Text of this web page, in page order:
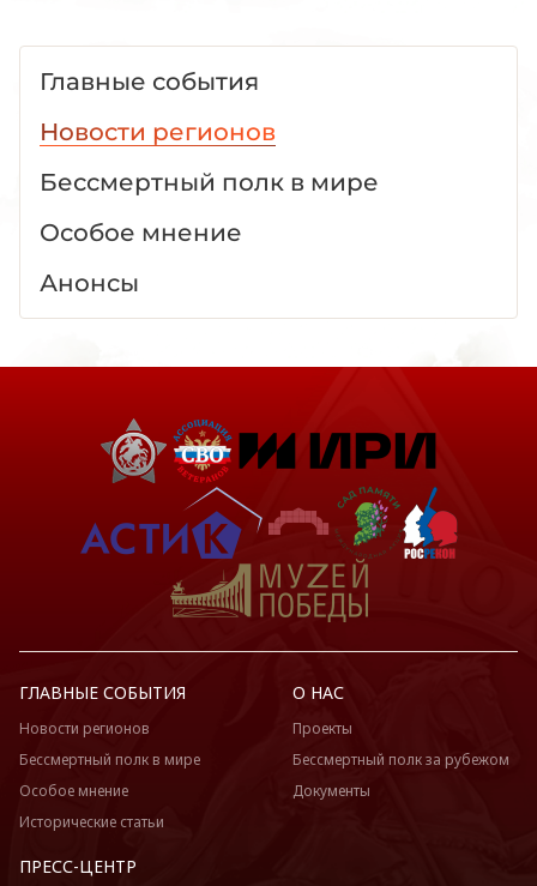
Главные события
Новости регионов
Бессмертный полк в мире
Особое мнение
Анонсы
ГЛАВНЫЕ СОБЫТИЯ
Новости регионов
Бессмертный полк в мире
Особое мнение
Исторические статьи
О НАС
Проекты
Бессмертный полк за рубежом
Документы
ПРЕСС-ЦЕНТР